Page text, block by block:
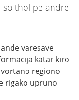
so thol pe andre
varesave
katar kiro
regiono
rigako upruno